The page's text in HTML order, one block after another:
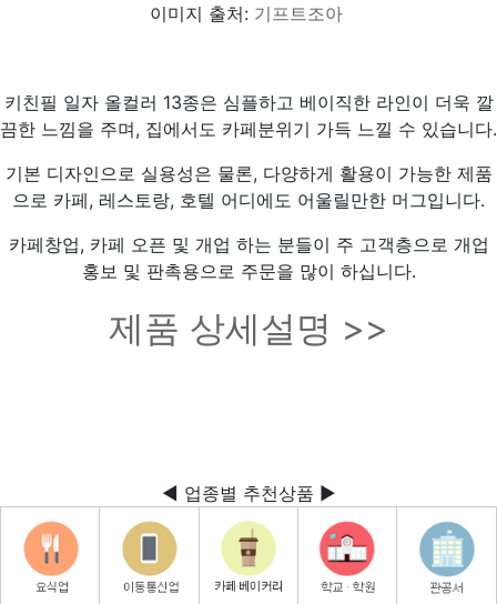
이미지 출처: 기프트조아
키친필 일자 올컬러 13종은 심플하고 베이직한 라인이 더욱 깔
끔한 느낌을 주며, 집에서도 카페분위기 가득 느낄 수 있습니다.
기본 디자인으로 실용성은 물론, 다양하게 활용이 가능한 제품
으로 카페, 레스토랑, 호텔 어디에도 어울릴만한 머그입니다.
카페창업, 카페 오픈 및 개업 하는 분들이 주 고객층으로 개업
홍보 및 판촉용으로 주문을 많이 하십니다.
제품 상세설명 >>
◀ 업종별 추천상품 ▶